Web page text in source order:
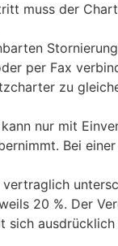
muss der
per Fax
zu
nur mit
Bei
20 %. Der
sich